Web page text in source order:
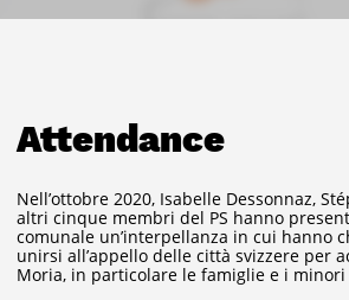
Attendance
Nell’ottobre 2020, Isabelle Dessonnaz,
altri cinque membri del PS hanno
comunale un’interpellanza in cui hanno
unirsi all’appello delle città svizzere per
Moria, in particolare le famiglie e i